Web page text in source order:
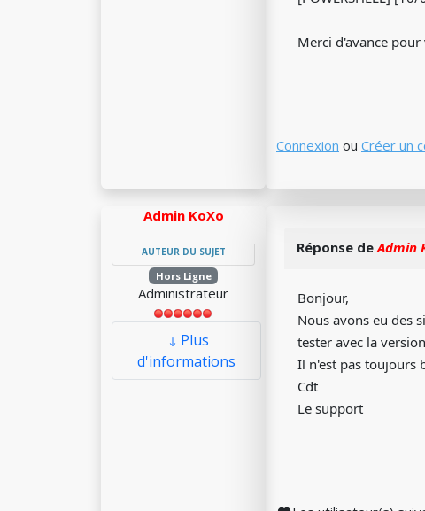
Merci d'avance pour
Connexion ou Créer un
Admin KoXo
AUTEUR DU SUJET
Hors Ligne
Administrateur
Plus
d'informations
Réponse deAdmin
Bonjour,
Nous avons eu des
tester avec la
Il n'est pas toujours
Cdt
Le support